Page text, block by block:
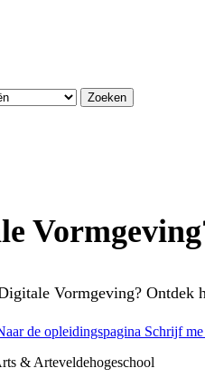
Zoeken
Vormgeving? Ontdek
de opleidingspagina Schrijf
& Arteveldehogeschool